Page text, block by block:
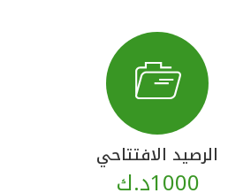
الرصيد الافتتاحي
1000د.ك